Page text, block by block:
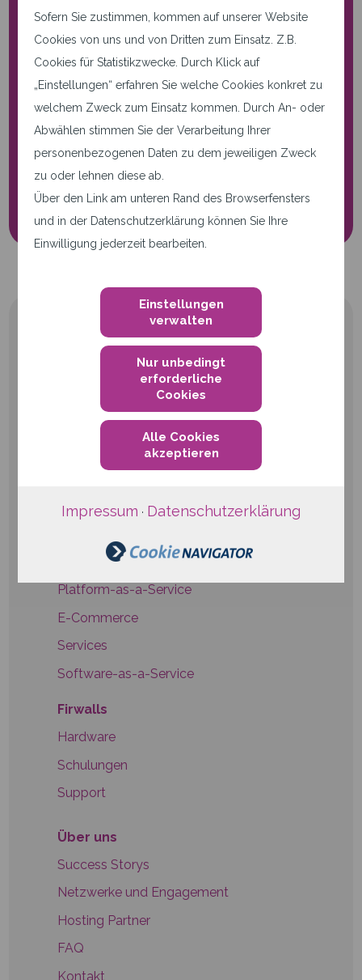
Sofern Sie zustimmen, kommen auf unserer Website
Cookies von uns und von Dritten zum Einsatz. Z.B.
Cookies für Statistikzwecke. Durch Klick auf
„Einstellungen“ erfahren Sie welche Cookies konkret zu
welchem Zweck zum Einsatz kommen. Durch An- oder
Abwählen stimmen Sie der Verarbeitung Ihrer
personenbezogenen Daten zu dem jeweiligen Zweck
zu oder lehnen diese ab.
Über den Link am unteren Rand des Browserfensters
und in der Datenschutzerklärung können Sie Ihre
Einwilligung jederzeit bearbeiten.
Einstellungen
verwalten
Nur unbedingt
erforderliche
Cookies
Alle Cookies
akzeptieren
Impressum · Datenschutzerklärung
Nur notwendige Cookies.
Diese Seite verwendet nur
notwendige Cookies.
Cookie-Einstellungen
qwertiko GmbH
Waldstraße 41-43
76133 Karlsruhe
E-Mail:info@qwertiko.de
Hosting
Platform-as-a-Service
E-Commerce
Services
Software-as-a-Service
Firwalls
Hardware
Schulungen
Support
Über uns
Success Storys
Netzwerke und Engagement
Hosting Partner
FAQ
Kontakt